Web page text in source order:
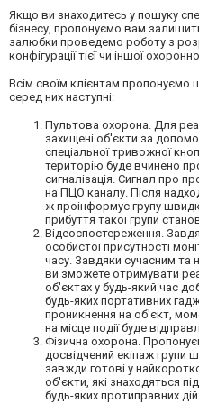
Якщо ви знаходитесь у пошуку
бізнесу, пропонуємо вам
залюбки проведемо роботу з
конфігурації тієї чи іншої
Всім своїм клієнтам
серед них наступні:
Пультова охорона. Для
захищені об'єкти за
спеціальної тривожної
територію буде вчинено
сигналізація. Сигнал про
на ПЦО каналу. Після
ж проінформує групу
прибуття такої групи
Відеоспостереження.
особистої присутності
часу. Завдяки сучасним та
ви зможете отримувати
об'єктах у будь-який час
будь-яких портативних
проникнення на об'єкт,
на місце події буде
Фізична охорона.
досвідчений екіпаж групи
завжди готові у
об'єкти, які знаходяться
будь-яких протиправних